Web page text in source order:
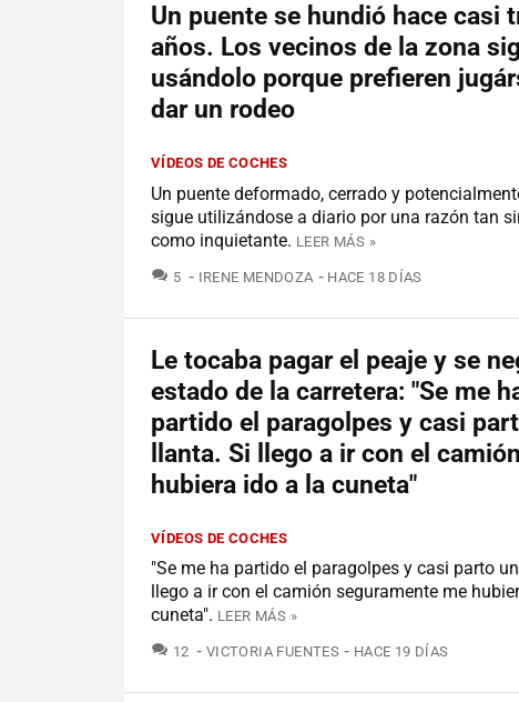
Un puente se hundió hace casi
años. Los vecinos de la zona
usándolo porque prefieren
dar un rodeo
VÍDEOS DE COCHES
Un puente deformado, cerrado y
sigue utilizándose a diario por una razón tan
como inquietante. LEER MÁS »
5 COMENTARIOS
IRENE MENDOZA HACE 18 DÍAS
Le tocaba pagar el peaje y se
estado de la carretera: "Se me
partido el paragolpes y casi
llanta. Si llego a ir con el
hubiera ido a la cuneta"
VÍDEOS DE COCHES
"Se me ha partido el paragolpes y casi parto
llego a ir con el camión seguramente me
cuneta". LEER MÁS »
12 COMENTARIOS
VICTORIA FUENTES HACE 19 DÍAS